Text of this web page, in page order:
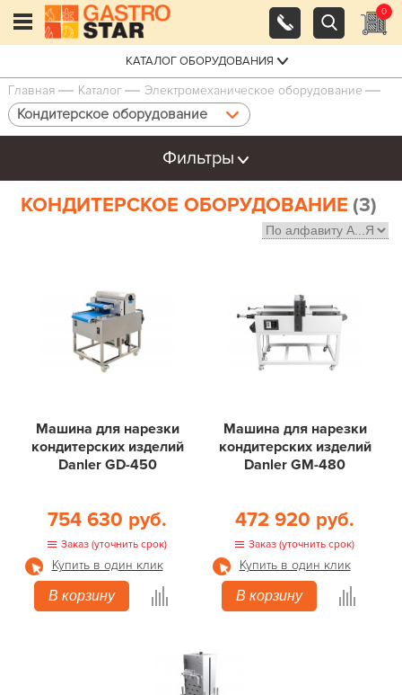
0
КАТАЛОГ ОБОРУДОВАНИЯ
Главная Каталог Электро­механическое оборудование
Кондитерское оборудование
Фильтры
КОНДИТЕРСКОЕ ОБОРУДОВАНИЕ (3)
Машина для нарезки
кондитерских изделий
Danler GD-450
754 630 руб.
Заказ (уточнить срок)
Купить в один клик
В корзину
Машина для нарезки
кондитерских изделий
Danler GМ-480
472 920 руб.
Заказ (уточнить срок)
Купить в один клик
В корзину